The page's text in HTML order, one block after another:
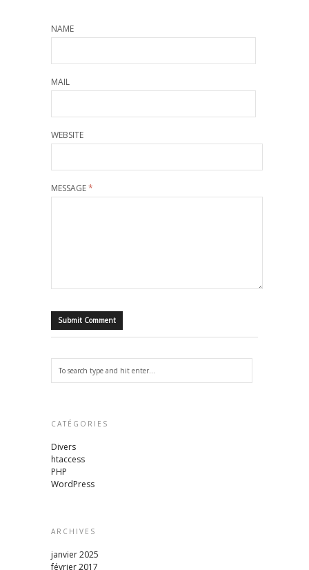
NAME
MAIL
WEBSITE
MESSAGE*
CATÉGORIES
Divers
htaccess
PHP
WordPress
ARCHIVES
janvier 2025
février 2017